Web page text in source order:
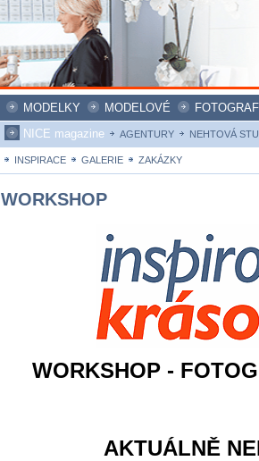
MODELKY MODELOVÉ
NICE magazine
AGENTURY NEHTOVÁ
INSPIRACE GALERIE ZAKÁZKY
WORKSHOP
WORKSHOP -
AKTUÁLNĚ